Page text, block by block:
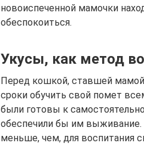
новоиспеченной мамочки
обеспокоиться.
Укусы, как метод
Перед кошкой, ставшей
сроки обучить свой помет
были готовы к
обеспечили бы им
меньше, чем, для воспитания